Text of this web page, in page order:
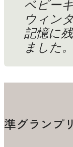
ベビー
ウィン
記憶に
ました。
準グランプリ